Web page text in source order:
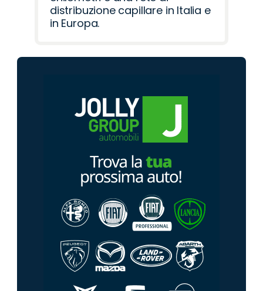
distribuzione capillare in Italia e
in Europa.